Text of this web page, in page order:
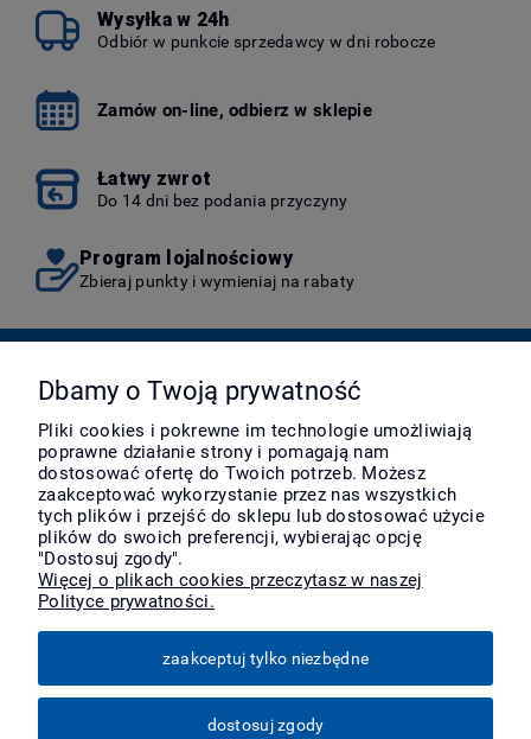
Wysyłka w 24h
Odbiór w punkcie sprzedawcy w dni robocze
Zamów on-line, odbierz w sklepie
Łatwy zwrot
Do 14 dni bez podania przyczyny
Program lojalnościowy
Zbieraj punkty i wymieniaj na rabaty
Pomoc
Moje konto
Płatności i dostawa
O nas
Dbamy o Twoją prywatność
Pliki cookies i pokrewne im technologie umożliwiają
poprawne działanie strony i pomagają nam
dostosować ofertę do Twoich potrzeb. Możesz
zaakceptować wykorzystanie przez nas wszystkich
tych plików i przejść do sklepu lub dostosować użycie
plików do swoich preferencji, wybierając opcję
"Dostosuj zgody".
Więcej o plikach cookies przeczytasz w naszej
Polityce prywatności.
zaakceptuj tylko niezbędne
dostosuj zgody